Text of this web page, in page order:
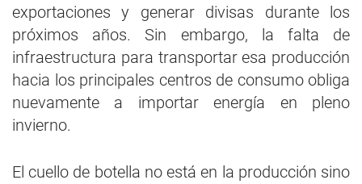
exportaciones y generar divisas durante los
próximos años. Sin embargo, la falta de
infraestructura para transportar esa producción
hacia los principales centros de consumo obliga
nuevamente a importar energía en pleno
invierno.
El cuello de botella no está en la producción sino